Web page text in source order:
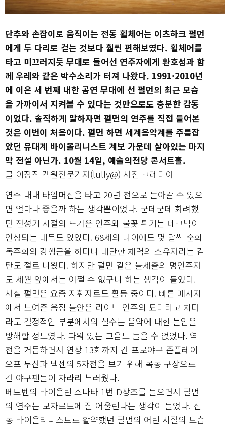
단추와 손잡이로 움직이는 전동 휠체어는 이츠하크 펄먼
에게 두 다리로 걷는 것보다 훨씬 편해보였다. 휠체어를
타고 미끄러지듯 무대로 들어선 연주자에게 환호성과 함
께 우레와 같은 박수소리가 터져 나왔다. 1991·2010년
에 이은 세 번째 내한 공연 무대에 선 펄먼의 최근 모습
을 가까이서 지켜볼 수 있다는 것만으로도 충분한 감동
이었다. 솔직하게 말하자면 펄먼의 연주를 직접 들어본
것은 이번이 처음이다. 펄먼 하면 세계음악계를 주름잡
았던 유대계 바이올리니스트 계보 가운데 살아있는 마지
막 전설 아닌가. 10월 14일, 예술의전당 콘서트홀.
글 이장직 객원전문기자(lully@) 사진 크레디아
연주 내내 타임머신을 타고 20년 전으로 돌아갈 수 있으
면 얼마나 좋을까 하는 생각뿐이었다. 군데군데 화려했
던 전성기 시절의 뜨거운 연주와 불꽃 튀기는 테크닉이
연상되는 대목도 있었다. 68세의 나이에도 몇 달씩 순회
독주회의 강행군을 하다니 대단한 체력의 소유자라는 감
탄도 절로 나왔다. 하지만 펄먼 같은 불세출의 명연주자
도 세월 앞에서는 어쩔 수 없구나 하는 생각이 들었다.
사실 펄먼은 요즘 지휘자로도 활동 중이다. 빠른 패시지
에서 보여준 음정 불안은 라이브 연주의 묘미라고 치더
라도 결정적인 부분에서의 실수는 음악에 대한 몰입을
방해할 정도였다. 파워 있는 고음도 들을 수 없었다. 역
전을 거듭하면서 연장 13회까지 간 프로야구 준플레이
오프 두산과 넥센의 5차전을 보기 위해 목동 구장으로
간 야구팬들이 차라리 부러웠다.
베토벤의 바이올린 소나타 1번 D장조를 들으면서 펄먼
의 연주는 모차르트에 잘 어울린다는 생각이 들었다. 신
동 바이올리니스트로 활약했던 펄먼의 어린 시절의 모습